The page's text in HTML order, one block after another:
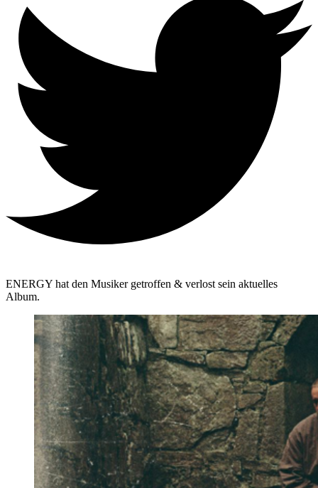
ENERGY hat den Musiker getroffen & verlost sein aktuelles
Album.